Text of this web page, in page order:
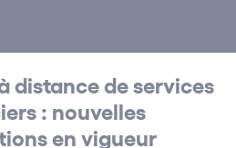
distance de services
: nouvelles
en vigueur